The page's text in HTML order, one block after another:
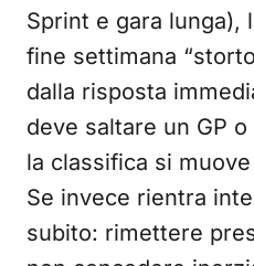
Sprint e gara lunga),
fine settimana
dalla risposta
deve saltare un GP
la classifica si
Se invece rientra
subito: rimettere